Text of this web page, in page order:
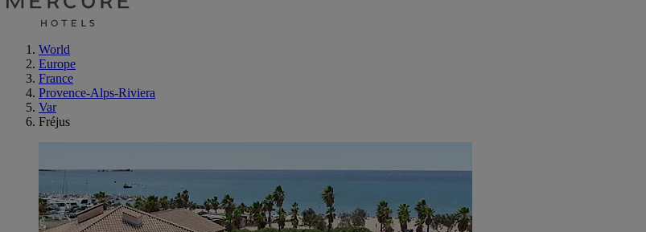
World
Europe
France
Provence-Alps-Riviera
Var
Fréjus